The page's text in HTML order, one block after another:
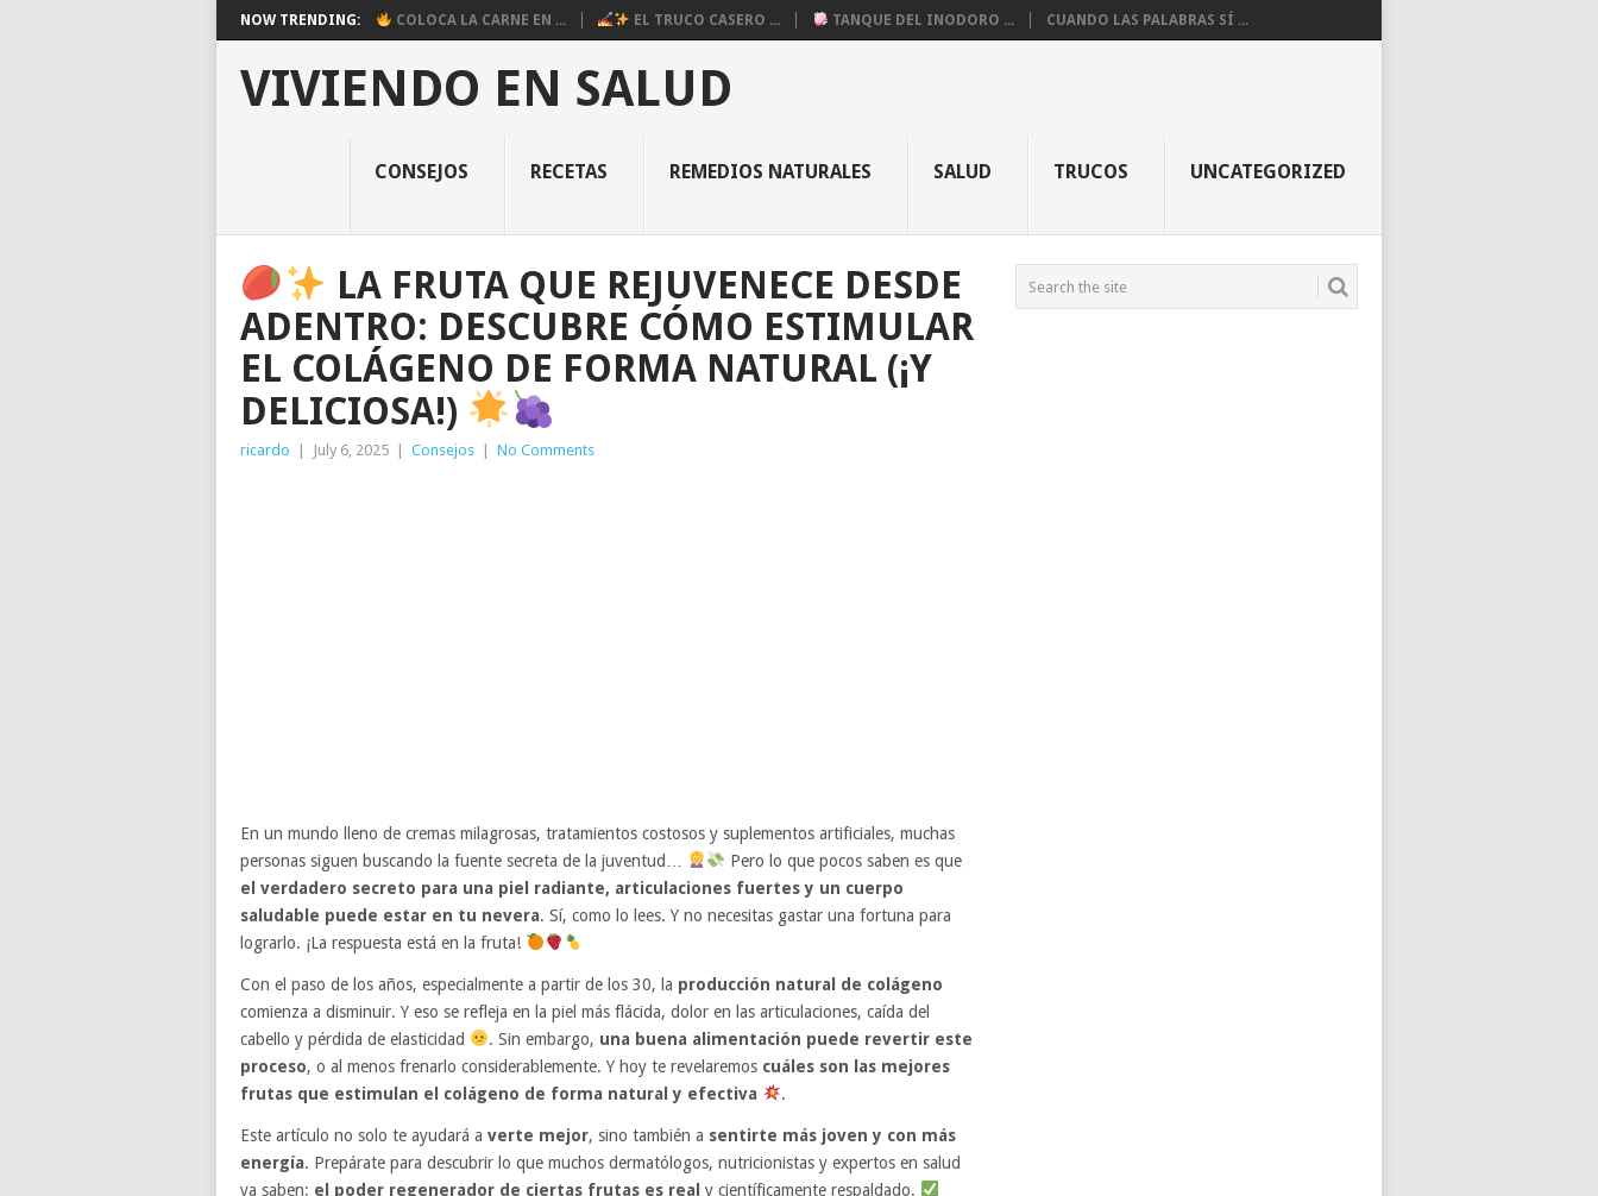
NOW TRENDING: COLOCA LA CARNE EN ... EL TRUCO CASERO ... TANQUE DEL INODORO ... CUANDO LAS PALABRAS SÍ ...
VIVIENDO EN SALUD
CONSEJOS RECETAS REMEDIOS NATURALES SALUD TRUCOS UNCATEGORIZED
LA FRUTA QUE REJUVENECE DESDE
ADENTRO: DESCUBRE CÓMO ESTIMULAR
EL COLÁGENO DE FORMA NATURAL (¡Y
DELICIOSA!)
ricardo | July 6, 2025 | Consejos | No Comments
En un mundo lleno de cremas milagrosas, tratamientos costosos y suplementos artificiales, muchas
personas siguen buscando la fuente secreta de la juventud…
Pero lo que pocos saben es que
el verdadero secreto para una piel radiante, articulaciones fuertes y un cuerpo
saludable puede estar en tu nevera. Sí, como lo lees. Y no necesitas gastar una fortuna para
lograrlo. ¡La respuesta está en la fruta!
Con el paso de los años, especialmente a partir de los 30, la producción natural de colágeno
comienza a disminuir. Y eso se refleja en la piel más flácida, dolor en las articulaciones, caída del
cabello y pérdida de elasticidad
. Sin embargo, una buena alimentación puede revertir este
proceso, o al menos frenarlo considerablemente. Y hoy te revelaremos cuáles son las mejores
frutas que estimulan el colágeno de forma natural y efectiva
.
Este artículo no solo te ayudará a verte mejor, sino también a sentirte más joven y con más
energía. Prepárate para descubrir lo que muchos dermatólogos, nutricionistas y expertos en salud
ya saben: el poder regenerador de ciertas frutas es real y científicamente respaldado.